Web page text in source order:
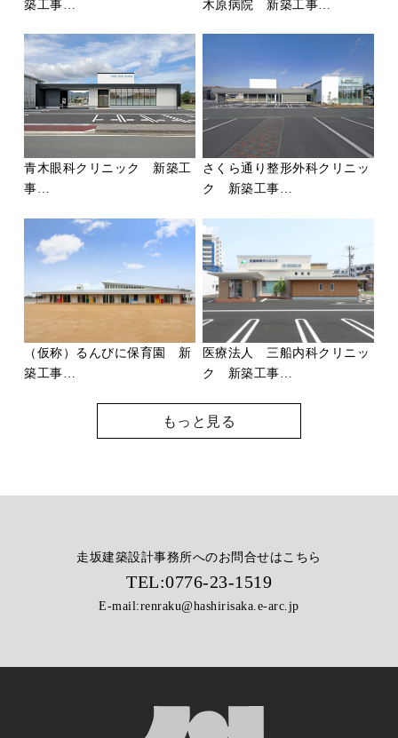
築工事…
木原病院 新築工事…
青木眼科クリニック 新築工
事…
さくら通り整形外科クリニッ
ク 新築工事…
（仮称）るんびに保育園 新
築工事…
医療法人 三船内科クリニッ
ク 新築工事…
もっと見る
走坂建築設計事務所へのお問合せはこちら
TEL:0776-23-1519
E-mail:renraku@hashirisaka.e-arc.jp